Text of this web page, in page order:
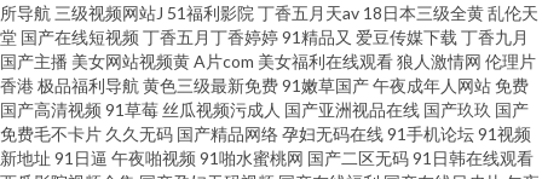
所导航 三级视频网站J 51福利影院 丁香五月天av 18日本三级全黄乱伦天
堂 国产在线短视频 丁香五月丁香婷婷91精品又 爱豆传媒下载 丁香九月
国产主播 美女网站视频黄A片com 美女福利在线观看狼人激情网 伦理片
香港极品福利导航 黄色三级最新免费91嫩草国产午夜成年人网站免费
国产高清视频 91草莓 丝瓜视频污成人 国产亚洲视品在线 国产玖玖 国产
免费毛不卡片 久久无码 国产精品网络孕妇无码在线91手机论坛91视频
新地址 91日逼 午夜啪视频 91啪水蜜桃网 国产二区无码91日韩在线观看